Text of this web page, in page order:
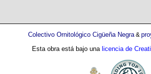
Colectivo Ornitológico Cigüeña Negra&
Esta obra está bajo una licencia de